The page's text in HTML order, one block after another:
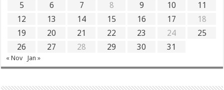
5
6 7 8 9 10
11
12
13 14 15 16 17
18
19
20 21 22 23 24
25
26
27 28 29 30 31
« Nov Jan »